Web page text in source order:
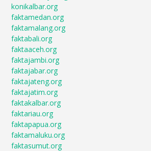
konikalbar.org
faktamedan.org
faktamalang.org
faktabali.org
faktaaceh.org
faktajambi.org
faktajabar.org
faktajateng.org
faktajatim.org
faktakalbar.org
faktariau.org
faktapapua.org
faktamaluku.org
faktasumut.org